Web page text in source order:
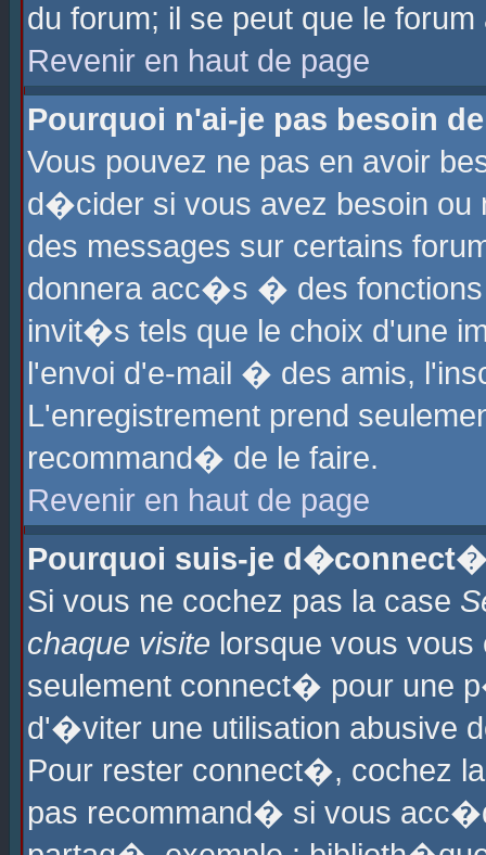
du forum; il se peut que le
Revenir en haut de page
Pourquoi n'ai-je pas besoin
Vous pouvez ne pas en avoir
d�cider si vous avez besoin ou
des messages sur certains
donnera acc�s � des fonctions
invit�s tels que le choix d'une
l'envoi d'e-mail � des amis,
L'enregistrement prend
recommand� de le faire.
Revenir en haut de page
Pourquoi suis-je
Si vous ne cochez pas la case
chaque visite lorsque vous
seulement connect� pour une
d'�viter une utilisation abusive
Pour rester connect�, cochez
pas recommand� si vous